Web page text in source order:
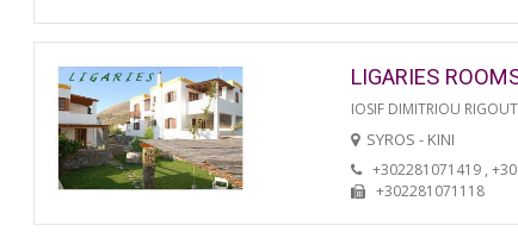
LIGARIES
IOSIF DIMITRIOU
SYROS - KINI
+302281071419 ,
+302281071118